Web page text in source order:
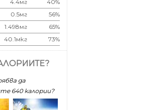
4.4мг
40%
0.5мг
56%
1.498мг
65%
40.1мкг 73%
да
640 калoрии?